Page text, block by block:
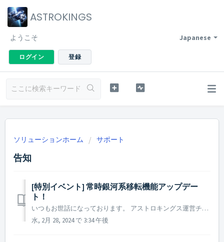
ASTROKINGS
Japanese
ようこそ
ログイン 登録
ソリューションホーム サポート
告知
[特別イベント] 常時銀河系移転機能アップデー
ト！
いつもお世話になっております。 アストロキングス運営チームです。 アストロキングスに常時銀河系移転機能がアップデートされました。 記念として、200名の司令官様に常時銀河系移転券をプレゼントいたします！ ▶ 常時銀河系移転機能アップデート！ - イベント内容 2024年2月28日定...
水, 2月 28, 2024 で 3:34 午後